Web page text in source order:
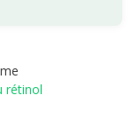
rétinol